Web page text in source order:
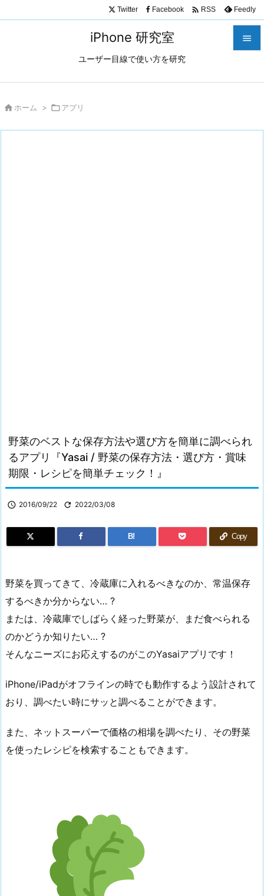
iPhone 研究室
ユーザー目線で使い方を研究

Twitter Facebook  RSS Feedly
 ホーム > アプリ
野菜のベストな保存方法や選び方を簡単に調べられ
るアプリ『Yasai / 野菜の保存方法・選び方・賞味
期限・レシピを簡単チェック！』
 2016/09/22  2022/03/08
B! Copy
野菜を買ってきて、冷蔵庫に入れるべきなのか、常温保存
するべきか分からない… ?
または、冷蔵庫でしばらく経った野菜が、まだ食べられる
のかどうか知りたい… ?
そんなニーズにお応えするのがこのYasaiアプリです！
iPhone/iPadがオフラインの時でも動作するよう設計されて
おり、調べたい時にサッと調べることができます。
また、ネットスーパーで価格の相場を調べたり、その野菜
を使ったレシピを検索することもできます。